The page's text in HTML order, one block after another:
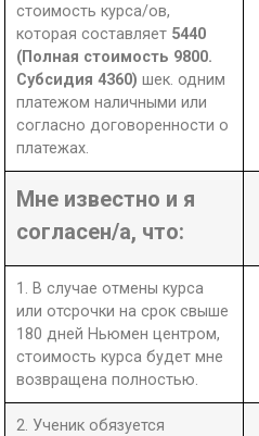
стоимость курса/ов,
которая составляет 5440
(Полная стоимость 9800.
Субсидия 4360)шек. одним
платежом наличными или
согласно договоренности о
платежах.
Мне известно и я
согласен/а, что:
1. В случае отмены курса
или отсрочки на срок свыше
180 дней Ньюмен центром,
стоимость курса будет мне
возвращена полностью.
2. Ученик обязуется